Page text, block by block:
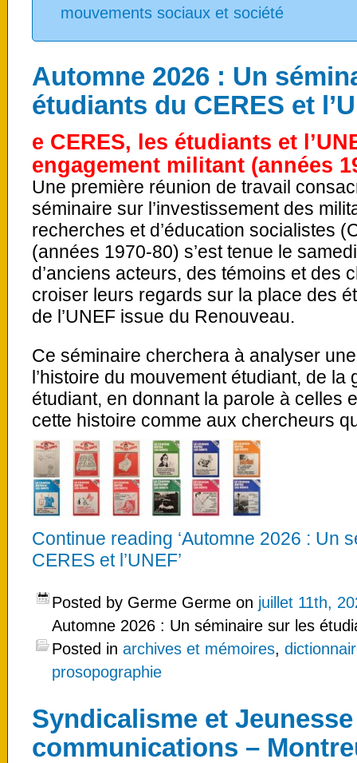
mouvements sociaux et société
Automne 2026 : Un
étudiants du CERES et
e CERES, les étudiants et
engagement militant (années
Une première réunion de travail
séminaire sur l’investissement des
recherches et d’éducation socialistes
(années 1970-80) s’est tenue le
d’anciens acteurs, des témoins et des
croiser leurs regards sur la place des
de l’UNEF issue du Renouveau.
Ce séminaire cherchera à analyser
l’histoire du mouvement étudiant, de
étudiant, en donnant la parole à celles
cette histoire comme aux chercheurs
Continue reading ‘Automne 2026 : Un
CERES et l’UNEF’
Posted by Germe Germe on juillet 11th,
Automne 2026 : Un séminaire sur les
Posted in archives et mémoires,
prosopographie
Syndicalisme et
communications –